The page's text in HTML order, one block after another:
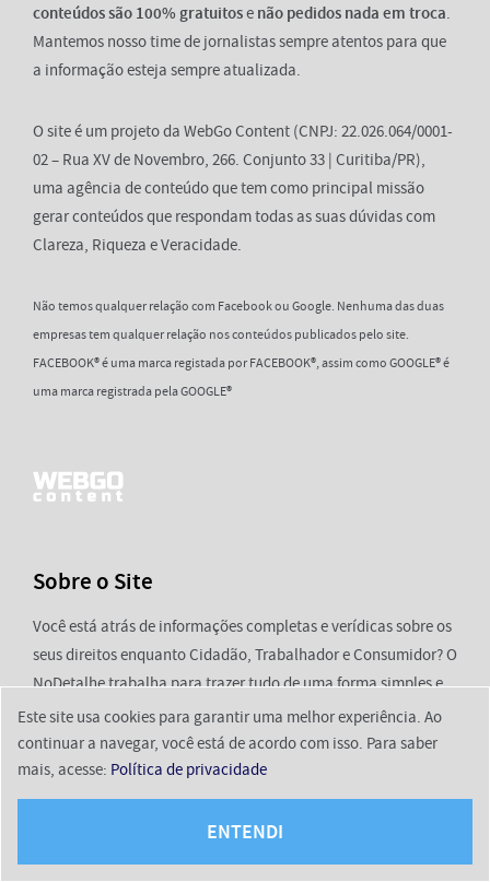
conteúdos são 100% gratuitose não pedidos nada em troca.
Mantemos nosso time de jornalistas sempre atentos para que
a informação esteja sempre atualizada.
O site é um projeto da WebGo Content (CNPJ: 22.026.064/0001-
02 – Rua XV de Novembro, 266. Conjunto 33 | Curitiba/PR),
uma agência de conteúdo que tem como principal missão
gerar conteúdos que respondam todas as suas dúvidas com
Clareza, Riqueza e Veracidade.
Não temos qualquer relação com Facebook ou Google. Nenhuma das duas
empresas tem qualquer relação nos conteúdos publicados pelo site.
FACEBOOK® é uma marca registada por FACEBOOK®, assim como GOOGLE® é
uma marca registrada pela GOOGLE®
Sobre o Site
Você está atrás de informações completas e verídicas sobre os
seus direitos enquanto Cidadão, Trabalhador e Consumidor? O
NoDetalhe trabalha para trazer tudo de uma forma simples e
direta. Conteúdos importantes sem complicações ou termos
técnicos que afastam as pessoas e não possibilitam o acesso à
informação que serve de instrumento para uma melhor
condição de vida. Acompanhe nossos conteúdos e entenda um
pouco mais sobre os seus direitos.
Este site usa cookies para garantir uma melhor experiência. Ao
continuar a navegar, você está de acordo com isso. Para saber
mais, acesse: Política de privacidade
ENTENDI